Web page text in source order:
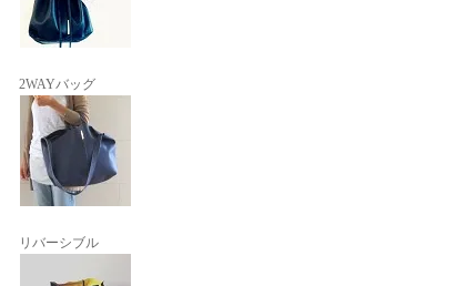
2WAYバッグ
リバーシブル